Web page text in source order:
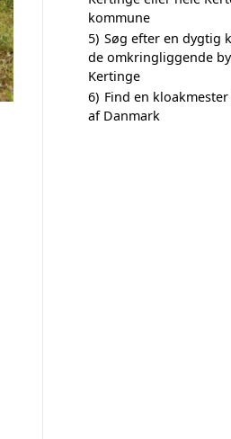
kommune
5) Søg efter en dygtig
de omkringliggende
Kertinge
6) Find en
af Danmark